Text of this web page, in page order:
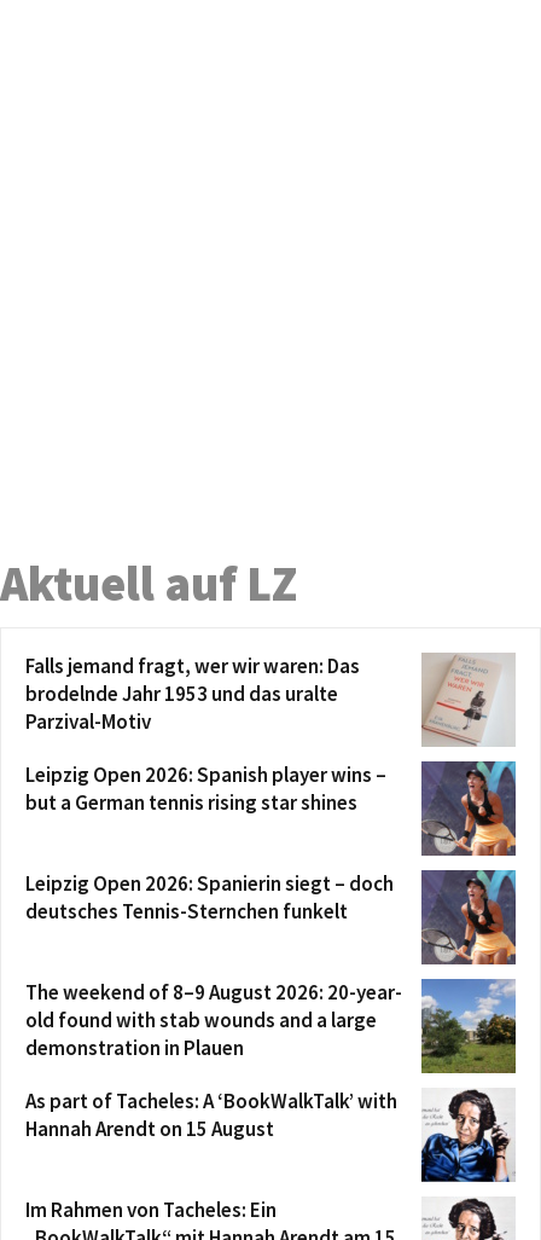
Aktuell auf LZ
Falls jemand fragt, wer wir waren: Das
brodelnde Jahr 1953 und das uralte
Parzival-Motiv
Leipzig Open 2026: Spanish player wins –
but a German tennis rising star shines
Leipzig Open 2026: Spanierin siegt – doch
deutsches Tennis-Sternchen funkelt
The weekend of 8–9 August 2026: 20-year-
old found with stab wounds and a large
demonstration in Plauen
As part of Tacheles: A ‘BookWalkTalk’ with
Hannah Arendt on 15 August
Im Rahmen von Tacheles: Ein